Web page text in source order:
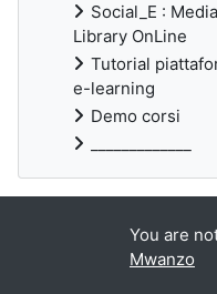
Social_E : Media
Library OnLine
Tutorial
e-learning
Demo corsi
You are
Mwanzo